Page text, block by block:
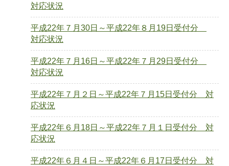
対応状況
平成22年７月30日～平成22年８月19日受付分
対応状況
平成22年７月16日～平成22年７月29日受付分
対応状況
平成22年７月２日～平成22年７月15日受付分 対
応状況
平成22年６月18日～平成22年７月１日受付分 対
応状況
平成22年６月４日～平成22年６月17日受付分 対